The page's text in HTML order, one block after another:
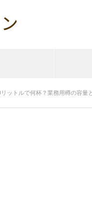
ットルで何杯？業務用樽の容量